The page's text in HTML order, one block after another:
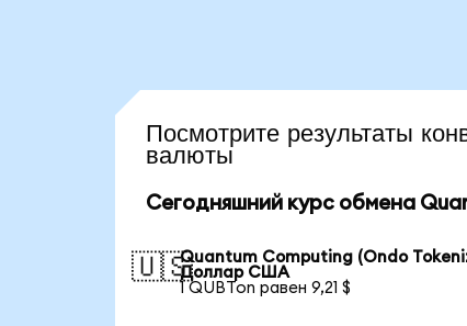
Посмотрите результаты
валюты
Сегодняшний курс обмена
🇺🇸Quantum Computing (Ondo
Доллар США
1 QUBTon равен 9,21 $